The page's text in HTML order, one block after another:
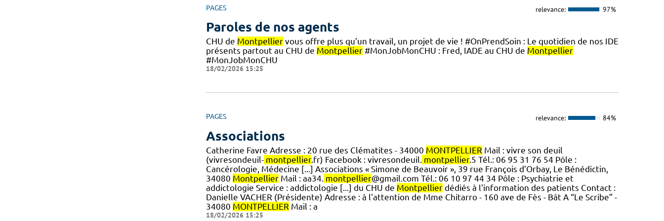
PAGES relevance: 97%
Paroles de nos agents
CHU de Montpelliervous offre plus qu’un travail, un projet de vie ! #OnPrendSoin : Le quotidien de nos IDE
présents partout au CHU de Montpellier#MonJobMonCHU : Fred, IADE au CHU de Montpellier
#MonJobMonCHU
18/02/2026 15:25
PAGES relevance: 84%
Associations
Catherine Favre Adresse : 20 rue des Clématites - 34000 MONTPELLIER Mail : vivre son deuil
(vivresondeuil- montpellier.fr) Facebook : vivresondeuil. montpellier.5 Tél.: 06 95 31 76 54 Pôle :
Cancérologie, Médecine [...] Associations « Simone de Beauvoir », 39 rue François d’Orbay, Le Bénédictin,
34080 MontpellierMail : aa34. montpellier@gmail.com Tél.: 06 10 97 44 34 Pôle : Psychiatrie et
addictologie Service : addictologie [...] du CHU de Montpellierdédiés à l'information des patients Contact :
Danielle VACHER (Présidente) Adresse : à l'attention de Mme Chitarro - 160 ave de Fès - Bât A “Le Scribe” -
34080 MONTPELLIER Mail : a
18/02/2026 15:25